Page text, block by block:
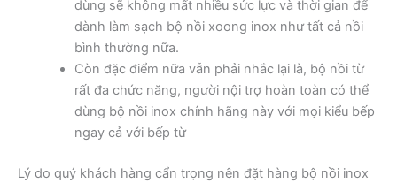
dùng sẽ không mất nhiều sức lực và thời gian để
dành làm sạch bộ nồi xoong inox như tất cả nồi
bình thường nữa.
Còn đặc điểm nữa vẫn phải nhắc lại là, bộ nồi từ
rất đa chức năng, người nội trợ hoàn toàn có thể
dùng bộ nồi inox chính hãng này với mọi kiểu bếp
ngay cả với bếp từ
Lý do quý khách hàng cẩn trọng nên đặt hàng bộ nồi inox